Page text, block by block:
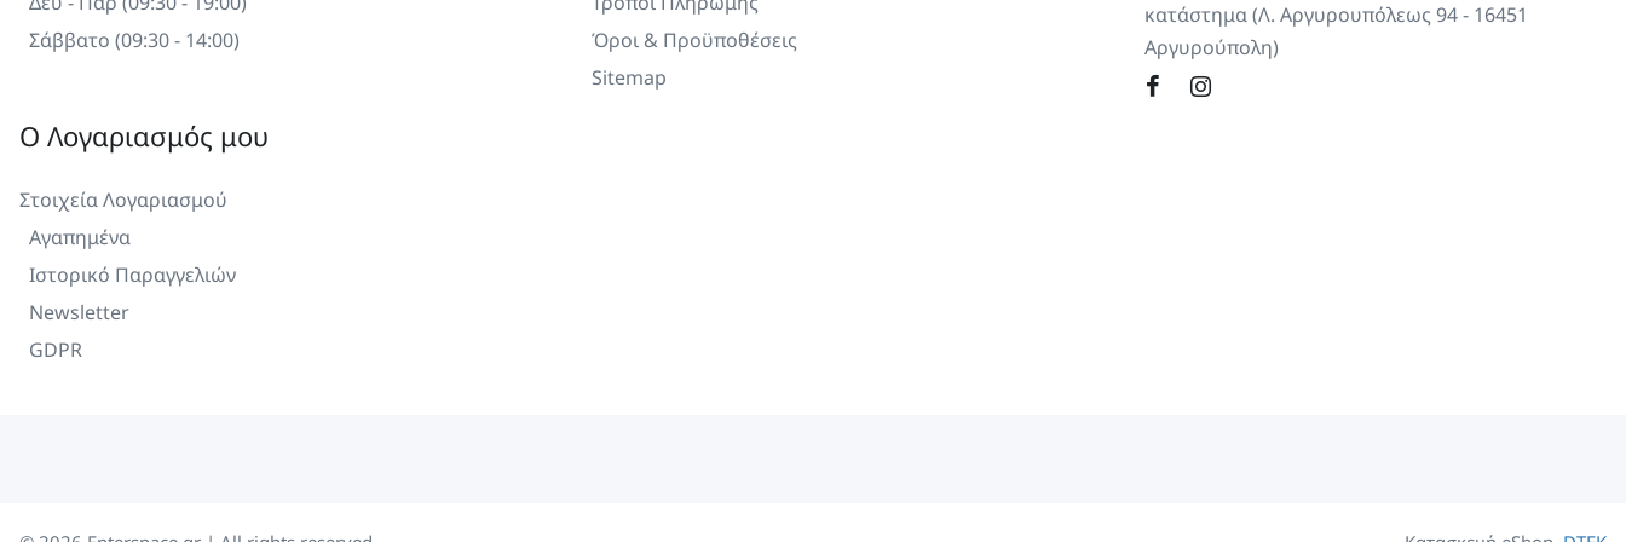
Σάββατο (09:30 - 14:00)
Όροι & Προϋποθέσεις
Sitemap
Ο Λογαριασμός μου
Στοιχεία Λογαριασμού
Αγαπημένα
Ιστορικό Παραγγελιών
Newsletter
GDPR
κατάστημα (Λ. Αργυρουπόλεως 94 - 16451
Αργυρούπολη)